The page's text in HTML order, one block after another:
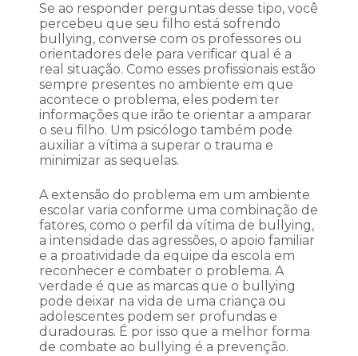
Se ao responder perguntas desse tipo, você
percebeu que seu filho está sofrendo
bullying, converse com os professores ou
orientadores dele para verificar qual é a
real situação. Como esses profissionais estão
sempre presentes no ambiente em que
acontece o problema, eles podem ter
informações que irão te orientar a amparar
o seu filho. Um psicólogo também pode
auxiliar a vítima a superar o trauma e
minimizar as sequelas.
A extensão do problema em um ambiente
escolar varia conforme uma combinação de
fatores, como o perfil da vítima de bullying,
a intensidade das agressões, o apoio familiar
e a proatividade da equipe da escola em
reconhecer e combater o problema. A
verdade é que as marcas que o bullying
pode deixar na vida de uma criança ou
adolescentes podem ser profundas e
duradouras. É por isso que a melhor forma
de combate ao bullying é a prevenção.